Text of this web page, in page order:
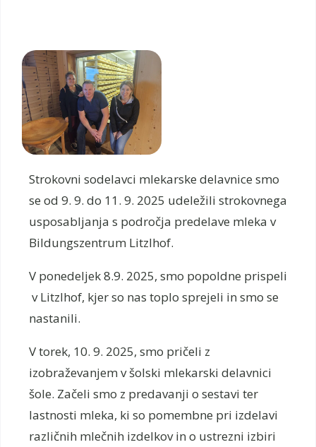
Strokovni sodelavci mlekarske delavnice smo
se od 9. 9. do 11. 9. 2025 udeležili strokovnega
usposabljanja s področja predelave mleka v
Bildungszentrum Litzlhof.
V ponedeljek 8.9. 2025, smo popoldne prispeli
v Litzlhof, kjer so nas toplo sprejeli in smo se
nastanili.
V torek, 10. 9. 2025, smo pričeli z
izobraževanjem v šolski mlekarski delavnici
šole. Začeli smo z predavanji o sestavi ter
lastnosti mleka, ki so pomembne pri izdelavi
različnih mlečnih izdelkov in o ustrezni izbiri